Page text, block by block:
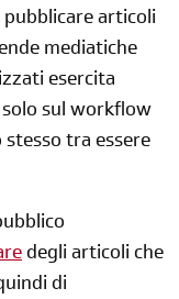
pubblicare articoli
mediatiche
esercita
sul workflow
tra essere
degli articoli che
di